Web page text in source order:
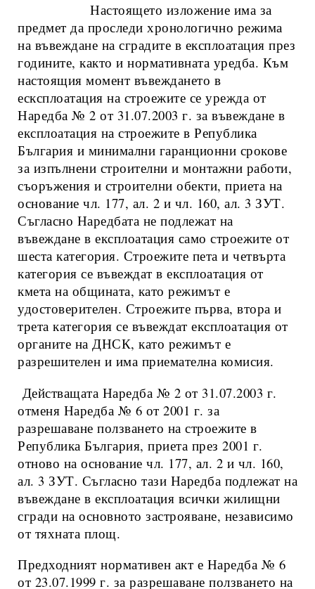
Настоящето изложение има за
предмет да проследи хронологично режима
на въвеждане на сградите в експлоатация през
годините, както и нормативната уредба. Към
настоящия момент въвеждането в
есксплоатация на строежите се урежда от
Наредба № 2 от 31.07.2003 г. за въвеждане в
експлоатация на строежите в Република
България и минимални гаранционни срокове
за изпълнени строителни и монтажни работи,
съоръжения и строителни обекти, приета на
основание чл. 177, ал. 2 и чл. 160, ал. 3 ЗУТ.
Съгласно Наредбата не подлежат на
въвеждане в експлоатация само строежите от
шеста категория. Строежите пета и четвърта
категория се въвеждат в експлоатация от
кмета на общината, като режимът е
удостоверителен. Строежите първа, втора и
трета категория се въвеждат експлоатация от
органите на ДНСК, като режимът е
разрешителен и има приемателна комисия.
Действащата Наредба № 2 от 31.07.2003 г.
отменя Наредба № 6 от 2001 г. за
разрешаване ползването на строежите в
Република България, приета през 2001 г.
отново на основание чл. 177, ал. 2 и чл. 160,
ал. 3 ЗУТ. Съгласно тази Наредба подлежат на
въвеждане в експлоатация всички жилищни
сгради на основното застрояване, независимо
от тяхната площ.
Предходният нормативен акт е Наредба № 6
от 23.07.1999 г. за разрешаване ползването на